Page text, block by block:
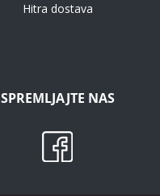
Hitra dostava
SPREMLJAJTE NAS